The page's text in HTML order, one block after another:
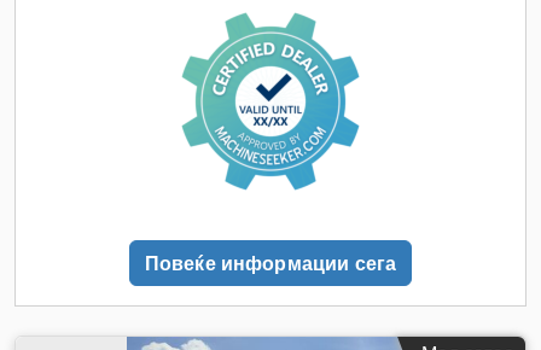
Повеќе информации сега